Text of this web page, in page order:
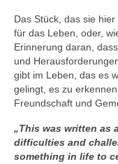
Das Stück, das sie
für das Leben, oder,
Erinnerung daran,
und
gibt im Leben, das es
gelingt, es zu
Freundschaft und
„This was written as
difficulties and
something in life to